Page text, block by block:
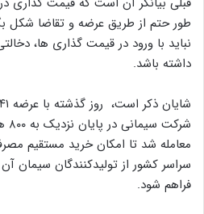
طور حتم از طریق عرضه و تقاضا شکل
نباید با ورود در قیمت گذاری ها،
داشته باشد.
معامله شد تا امکان خرید مستقیم
سراسر کشور از تولیدکنندگان
فراهم شود.